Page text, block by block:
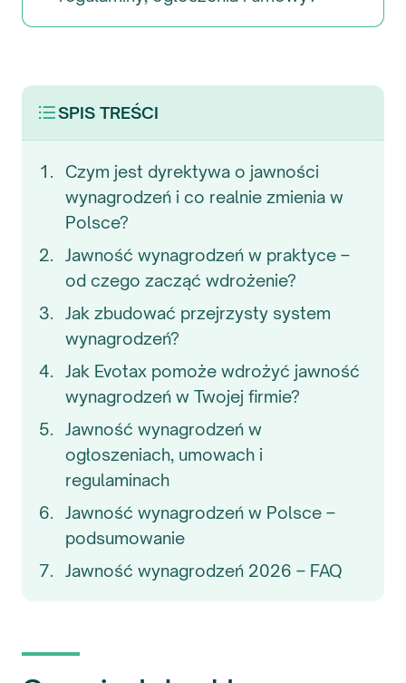
SPIS TREŚCI
Czym jest dyrektywa o jawności
wynagrodzeń i co realnie zmienia w
Polsce?
Jawność wynagrodzeń w praktyce –
od czego zacząć wdrożenie?
Jak zbudować przejrzysty system
wynagrodzeń?
Jak Evotax pomoże wdrożyć jawność
wynagrodzeń w Twojej firmie?
Jawność wynagrodzeń w
ogłoszeniach, umowach i
regulaminach
Jawność wynagrodzeń w Polsce –
podsumowanie
Jawność wynagrodzeń 2026 – FAQ